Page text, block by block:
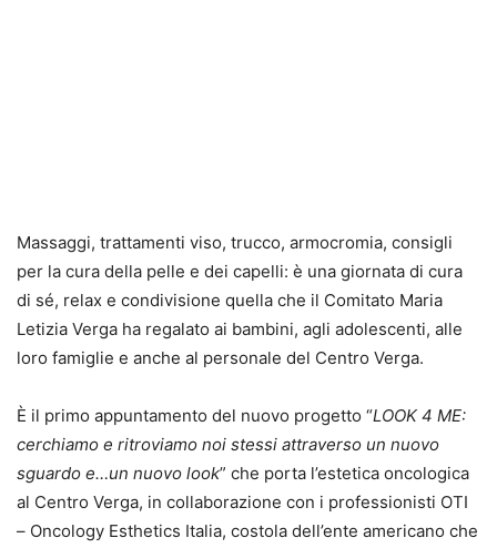
Massaggi, trattamenti viso, trucco, armocromia, consigli
per la cura della pelle e dei capelli: è una giornata di cura
di sé, relax e condivisione quella che il Comitato Maria
Letizia Verga ha regalato ai bambini, agli adolescenti, alle
loro famiglie e anche al personale del Centro Verga.
È il primo appuntamento del nuovo progetto “LOOK 4 ME:
cerchiamo e ritroviamo noi stessi attraverso un nuovo
sguardo e…un nuovo look” che porta l’estetica oncologica
al Centro Verga, in collaborazione con i professionisti OTI
– Oncology Esthetics Italia, costola dell’ente americano che